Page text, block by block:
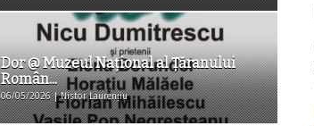
Dor @ Muzeul Național al Țăranului
Român...
06/05/2026 | Nistor Laurențiu